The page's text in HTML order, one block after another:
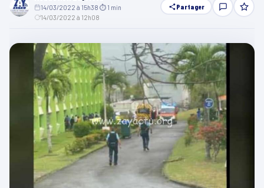
14/03/2022 à 15h38 ⏱ 1 min
14/03/2022 à 12h08
Partager